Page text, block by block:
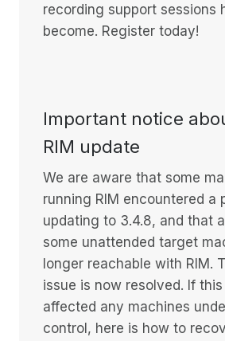
recording support sessions
become. Register today!
Important notice
RIM update
We are aware that some
running RIM encountered a
updating to 3.4.8, and that
some unattended target
longer reachable with RIM.
issue is now resolved. If
affected any machines
control, here is how to